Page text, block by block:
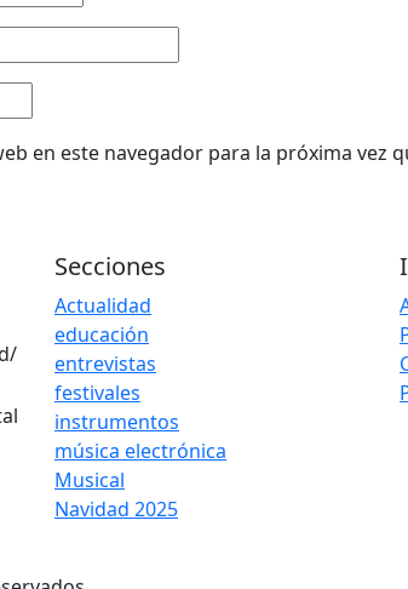
en este navegador para la próxima vez
Secciones
Actualidad
educación
entrevistas
festivales
instrumentos
música electrónica
Musical
Navidad 2025